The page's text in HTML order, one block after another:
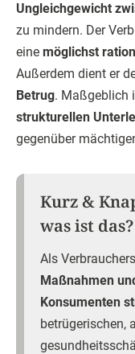
Ungleichgewicht
zu mindern. Der
eine möglichst
Außerdem dient er
Betrug. Maßgeblich
strukturellen
gegenüber
Kurz &
was ist das?
Als
Maßnahmen
Konsumenten
betrügerischen,